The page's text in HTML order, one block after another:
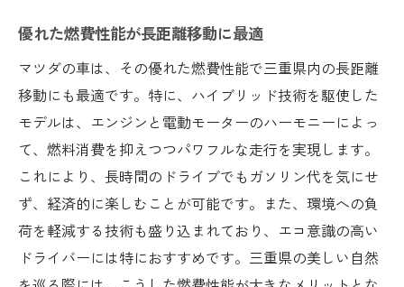
三重県におけるマツダ車の優れた燃費性能が支
持される理由
燃費性能で選ぶマツダの魅力
環境への配慮と経済性の両立
新技術がもたらす燃費向上
コスト削減と長距離ドライブの安心感
燃費性能を活かしたドライブ体験
優れた燃費性能が長距離移動に最適
マツダの車は、その優れた燃費性能で三重県内の長距離
移動にも最適です。特に、ハイブリッド技術を駆使した
モデルは、エンジンと電動モーターのハーモニーによっ
て、燃料消費を抑えつつパワフルな走行を実現します。
これにより、長時間のドライブでもガソリン代を気にせ
ず、経済的に楽しむことが可能です。また、環境への負
荷を軽減する技術も盛り込まれており、エコ意識の高い
ドライバーには特におすすめです。三重県の美しい自然